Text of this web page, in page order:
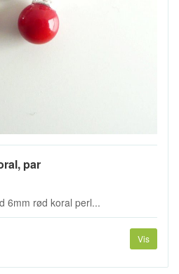
par
6mm rød koral perl...
Vis